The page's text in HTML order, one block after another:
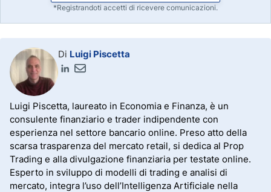
*Registrandoti accetti di ricevere comunicazioni.
Di Luigi Piscetta
Luigi Piscetta, laureato in Economia e Finanza, è un
consulente finanziario e trader indipendente con
esperienza nel settore bancario online. Preso atto della
scarsa trasparenza del mercato retail, si dedica al Prop
Trading e alla divulgazione finanziaria per testate online.
Esperto in sviluppo di modelli di trading e analisi di
mercato, integra l’uso dell’Intelligenza Artificiale nella